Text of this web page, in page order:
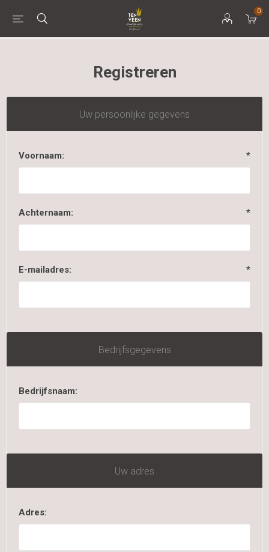
0
Registreren
Uw persoonlijke gegevens
Voornaam: *
Achternaam: *
E-mailadres: *
Bedrijfsgegevens
Bedrijfsnaam:
Uw adres
Adres: